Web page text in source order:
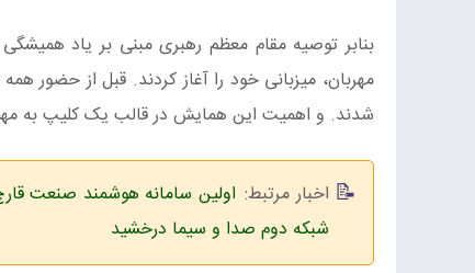
بنابر توصیه مقام معظم رهبری مبنی بر یاد
مهربان، میزبانی خود را آغاز کردند. قبل از حضور
شدند. و اهمیت این همایش در قالب یک کلیپ به
اخبار مرتبط: اولین سامانه هوشمند صنعت
شبکه دوم صدا و سیما درخشید